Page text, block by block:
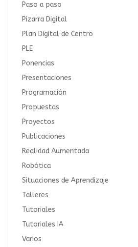
Paso a paso
Pizarra Digital
Plan Digital de Centro
PLE
Ponencias
Presentaciones
Programación
Propuestas
Proyectos
Publicaciones
Realidad Aumentada
Robótica
Situaciones de Aprendizaje
Talleres
Tutoriales
Tutoriales IA
Varios